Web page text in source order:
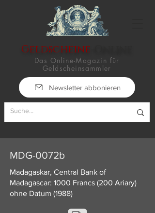
Geldscheine
Das Online-Magazin für
Geldscheinsammler
Newsletter abbonieren
MDG-0072b
Madagaskar, Central Bank of
Madagascar: 1000 Francs (200 Ariary)
ohne Datum (1988)